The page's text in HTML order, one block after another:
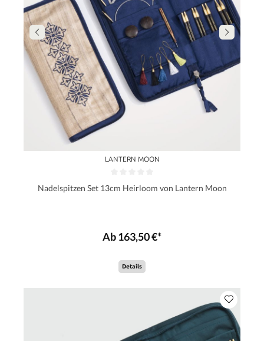
LANTERN MOON
Nadelspitzen Set 13cm Heirloom von Lantern Moon
Ab 163,50 €*
Details